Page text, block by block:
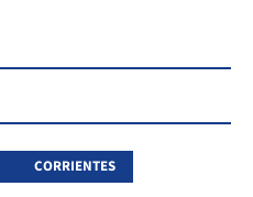
CORRIENTES